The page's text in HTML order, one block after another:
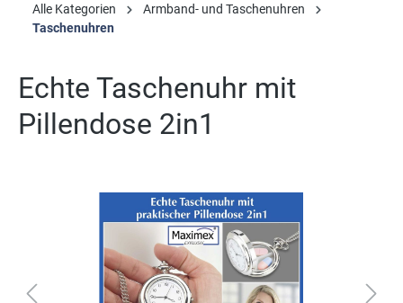
Alle Kategorien
Armband- und Taschenuhren
Taschenuhren
Echte Taschenuhr mit
Pillendose 2in1
Bildergalerie überspringen